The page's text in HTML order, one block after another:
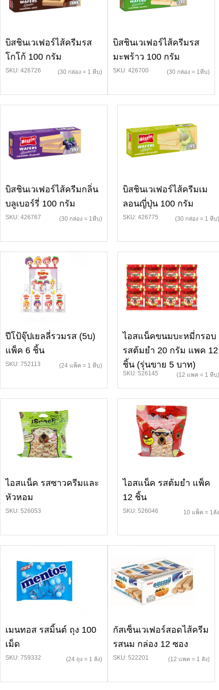
บิสชินเวเฟอร์ไส้ครีมรส
โกโก้ 100 กรัม
SKU: 426726 (30 กล่อง = 1 หีบ)
บิสชินเวเฟอร์ไส้ครีมรส
มะพร้าว 100 กรัม
SKU: 426700 (30 กล่อง = 1หีบ)
บิสชินเวเฟอร์ไส้ครีมกลิ่น
บลูเบอร์รี่ 100 กรัม
SKU: 426767 (30 กล่อง = 1หีบ)
บิสชินเวเฟอร์ไส้ครีมเม
ลอนญี่ปุ่น 100 กรัม
SKU: 426775 (30 กล่อง = 1 หีบ)
ปีโป้จุ๊ปเยลลี่รวมรส (5บ)
แพ็ค 6 ชิ้น
SKU: 752113 (24 แพ็ค = 1 หีบ)
ไอสแน็คขนมบะหมี่กรอบ
รสต้มยำ 20 กรัม แพค 12
ชิ้น (รุ่นขาย 5 บาท)
SKU: 526145 (12 แพค = 1 หีบ)
ไอสแน็ค รสซาวครีมและ
หัวหอม
SKU: 526053
ไอสแน็ค รสต้มยำ แพ็ค
12 ชิ้น
SKU: 526046 10 แพ็ค = 1ลัง
เมนทอส รสมิ้นต์ ถุง 100
เม็ด
SKU: 759332 (24 ถุง = 1 ลัง)
กัสเซ็นเวเฟอร์สอดไส้ครีม
รสนม กล่อง 12 ซอง
SKU: 522201 (12 แพค = 1 ลัง)